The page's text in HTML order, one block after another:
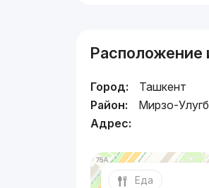
Расположение
Город:
Ташкент
Район:
Мирзо-
Адрес:
Еда